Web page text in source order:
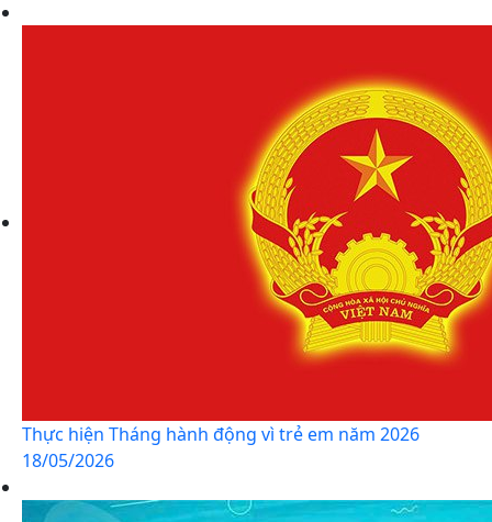
Thực hiện Tháng hành động vì trẻ em năm 2026
18/05/2026